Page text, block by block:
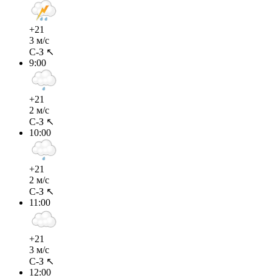
+21
3 м/с
С-З ↖
9:00
+21
2 м/с
С-З ↖
10:00
+21
2 м/с
С-З ↖
11:00
+21
3 м/с
С-З ↖
12:00